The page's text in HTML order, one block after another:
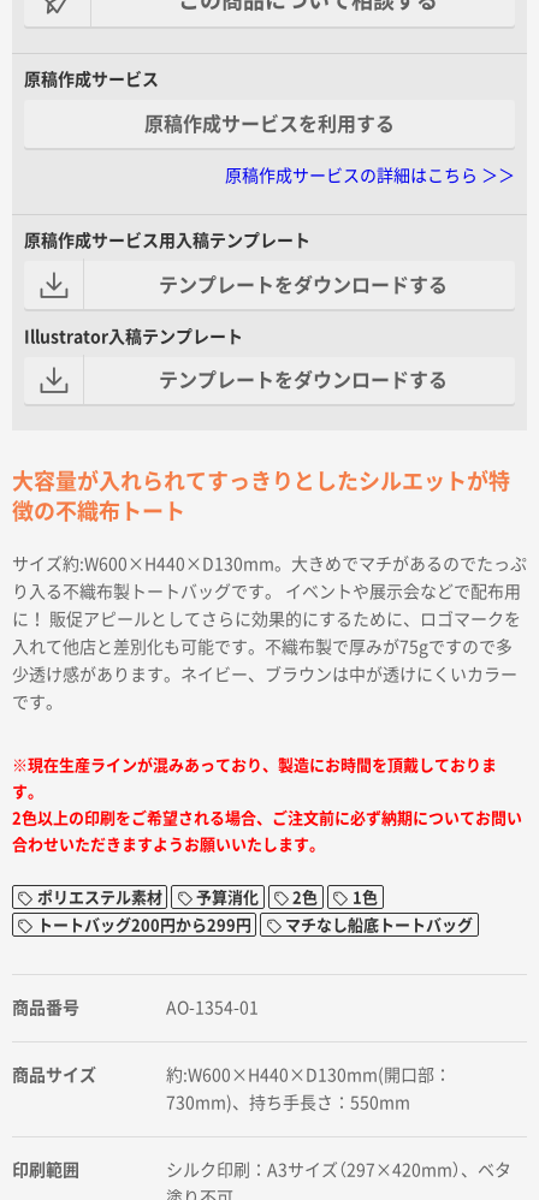
原稿作成サービス
原稿作成サービスを利用する
原稿作成サービスの詳細はこちら ＞＞
原稿作成サービス用入稿テンプレート
テンプレートをダウンロードする
Illustrator入稿テンプレート
テンプレートをダウンロードする
大容量が入れられてすっきりとしたシルエットが特
徴の不織布トート
サイズ約:W600×H440×D130mm。大きめでマチがあるのでたっぷ
り入る不織布製トートバッグです。 イベントや展示会などで配布用
に！ 販促アピールとしてさらに効果的にするために、ロゴマークを
入れて他店と差別化も可能です。不織布製で厚みが75gですので多
少透け感があります。ネイビー、ブラウンは中が透けにくいカラー
です。
※現在生産ラインが混みあっており、製造にお時間を頂戴しておりま
す。
2色以上の印刷をご希望される場合、ご注文前に必ず納期についてお問い
合わせいただきますようお願いいたします。
ポリエステル素材 予算消化 2色
1色
トートバッグ200円から299円
マチなし船底トートバッグ
商品番号 AO-1354-01
商品サイズ
約:W600×H440×D130mm(開口部：
730mm)、持ち手長さ：550mm
印刷範囲
シルク印刷：A3サイズ（297×420mm）、ベタ